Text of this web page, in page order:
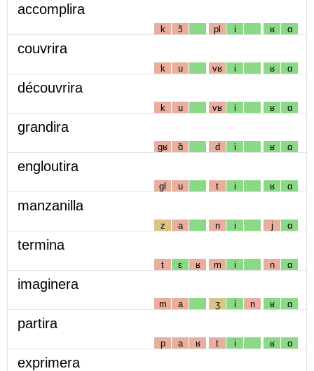
accomplira
k ɔ̃ pl i ʁ ɑ
couvrira
k u vʁ i ʁ ɑ
découvrira
k u vʁ i ʁ ɑ
grandira
gʁ ɑ̃ d i ʁ ɑ
engloutira
gl u t i ʁ ɑ
manzanilla
z a n i j ɑ
termina
t ɛ ʁ m i n ɑ
imaginera
m a ʒ i n ʁ ɑ
partira
p a ʁ t i ʁ ɑ
exprimera